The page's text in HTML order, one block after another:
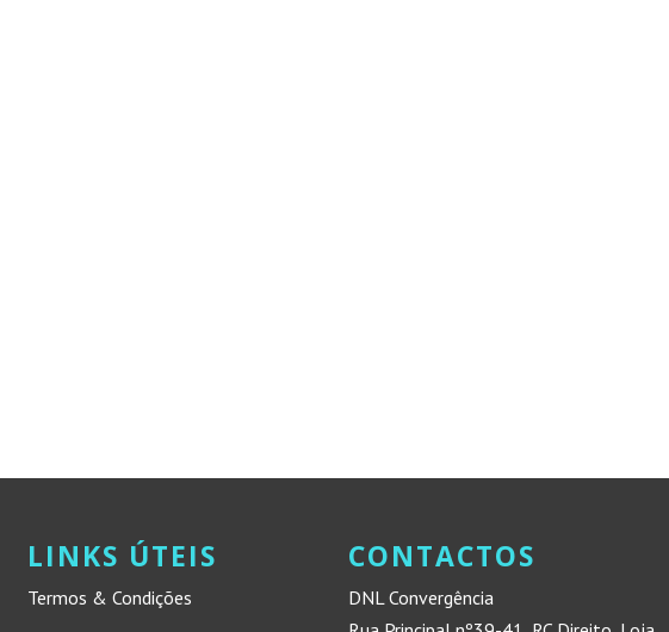
LINKS ÚTEIS
Termos & Condições
CONTACTOS
DNL Convergência